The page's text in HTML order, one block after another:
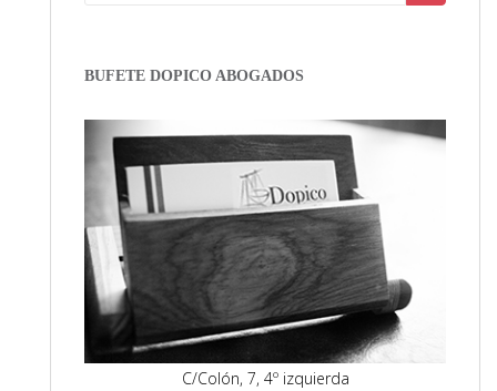
BUFETE DOPICO ABOGADOS
C/Colón, 7, 4º izquierda